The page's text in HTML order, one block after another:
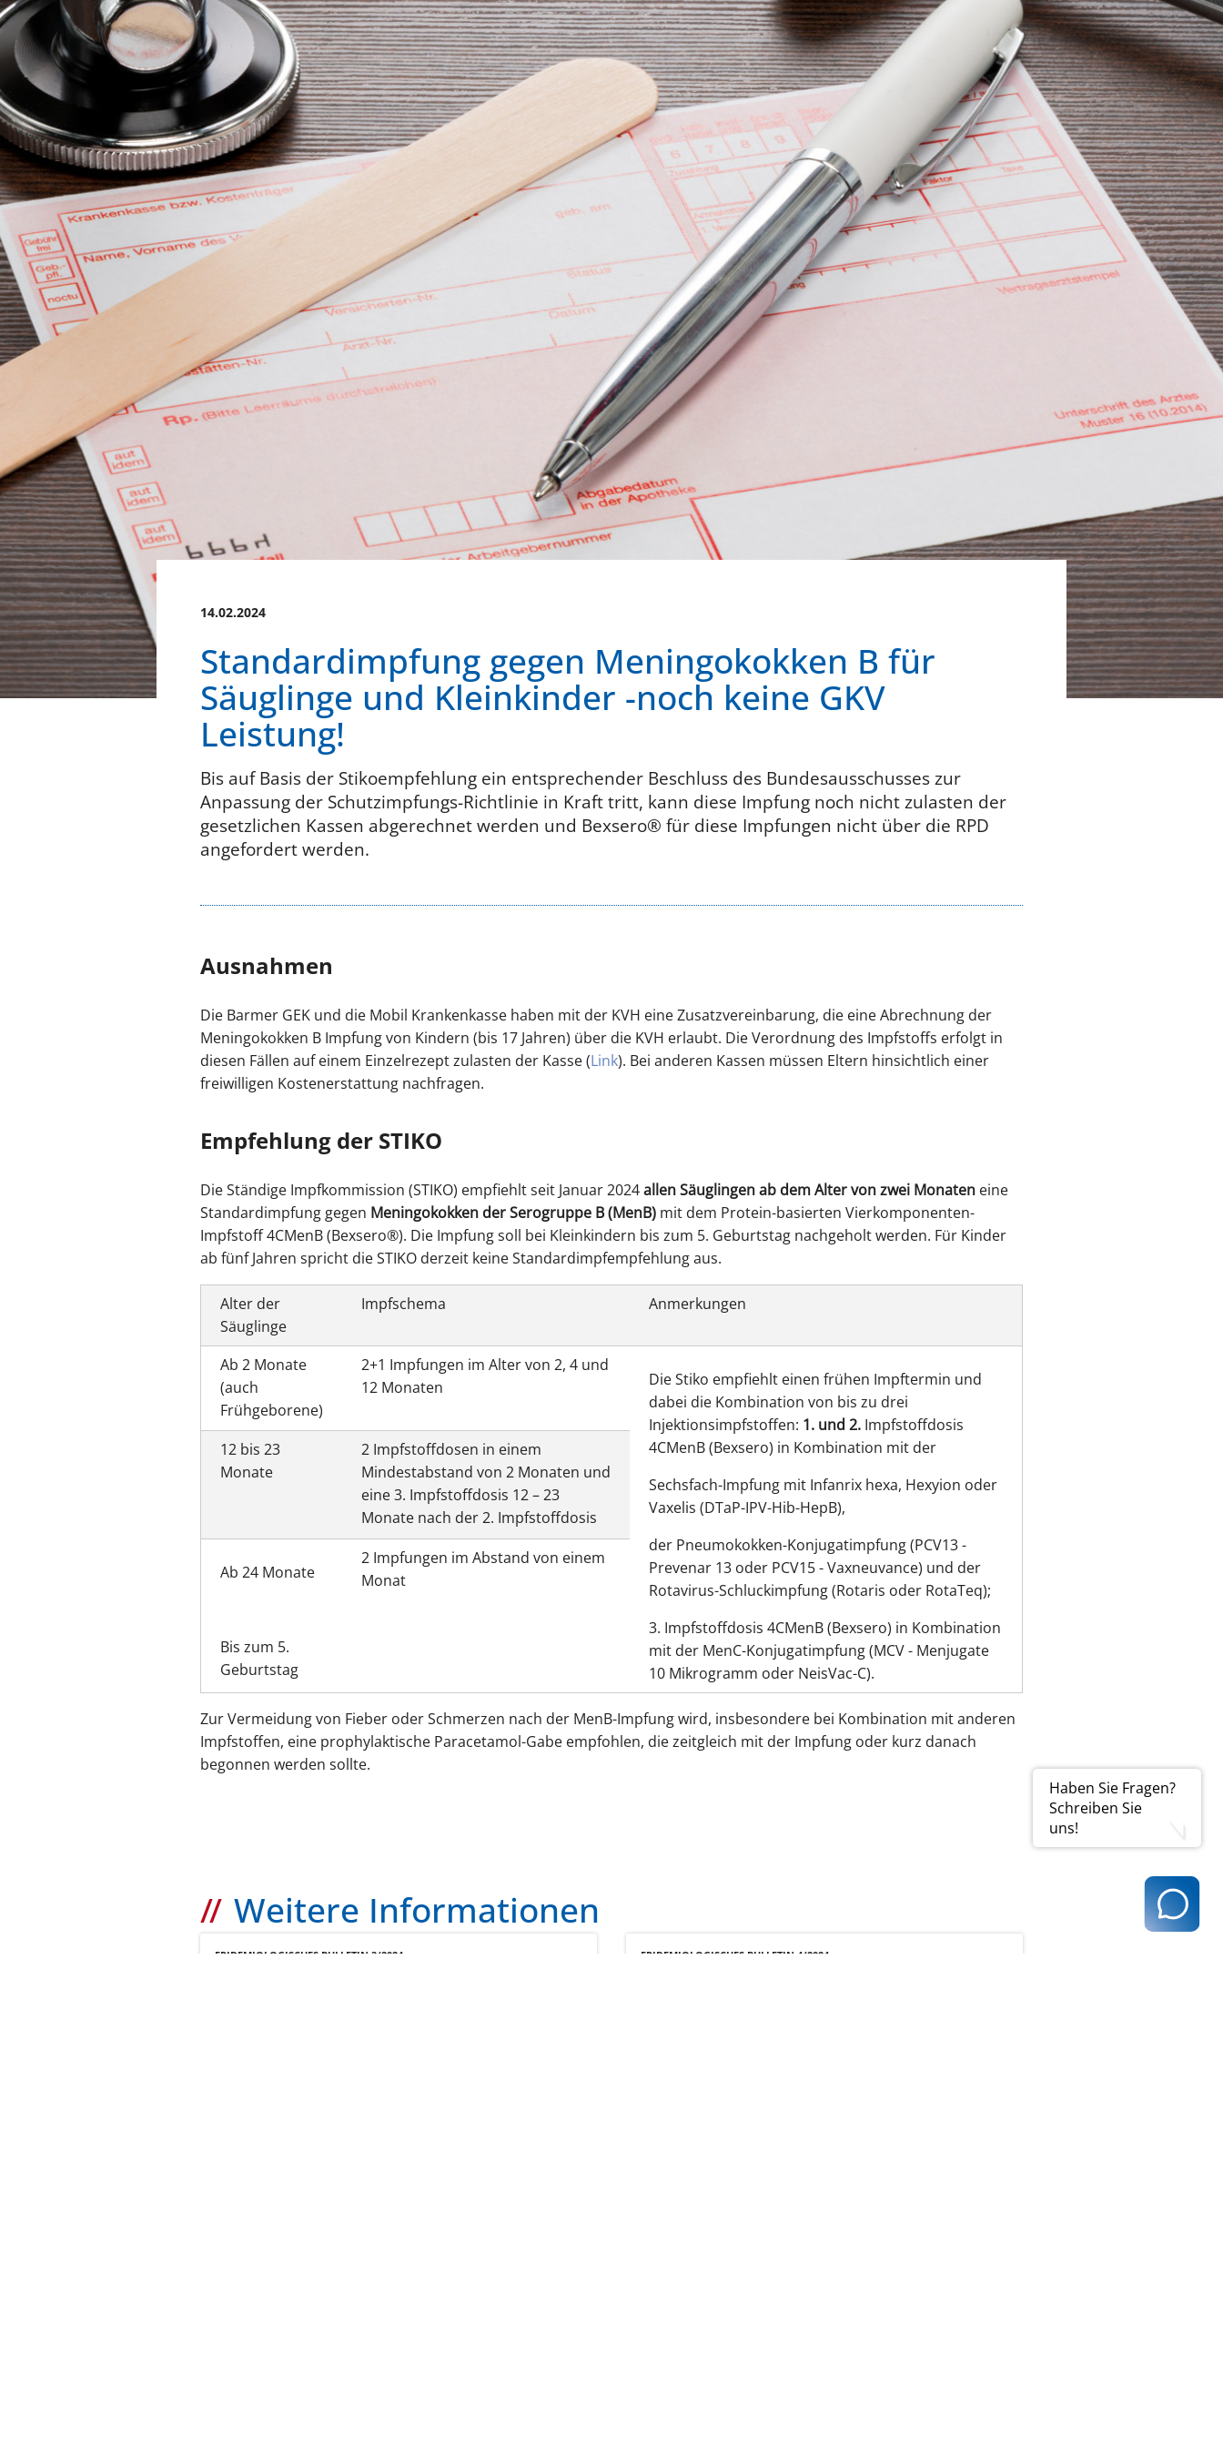
Haben Sie Fragen?
Schreiben Sie
uns!
14.02.2024
Standardimpfung gegen Meningokokken B für
Säuglinge und Kleinkinder -noch keine GKV
Leistung!
Bis auf Basis der Stikoempfehlung ein entsprechender Beschluss des Bundesausschusses zur
Anpassung der Schutzimpfungs-Richtlinie in Kraft tritt, kann diese Impfung noch nicht zulasten der
gesetzlichen Kassen abgerechnet werden und Bexsero® für diese Impfungen nicht über die RPD
angefordert werden.
Ausnahmen
Die Barmer GEK und die Mobil Krankenkasse haben mit der KVH eine Zusatzvereinbarung, die eine Abrechnung der
Meningokokken B Impfung von Kindern (bis 17 Jahren) über die KVH erlaubt. Die Verordnung des Impfstoffs erfolgt in
diesen Fällen auf einem Einzelrezept zulasten der Kasse (Link). Bei anderen Kassen müssen Eltern hinsichtlich einer
freiwilligen Kostenerstattung nachfragen.
Empfehlung der STIKO
Die Ständige Impfkommission (STIKO) empfiehlt seit Januar 2024allen Säuglingen ab dem Alter von zwei Monaten eine
Standardimpfung gegen Meningokokken der Serogruppe B (MenB) mit dem Protein-basierten Vierkomponenten-
Impfstoff 4CMenB (Bexsero®). Die Impfung soll bei Kleinkindern bis zum 5. Geburtstag nachgeholt werden. Für Kinder
ab fünf Jahren spricht die STIKO derzeit keine Standardimpfempfehlung aus.
Alter der
Säuglinge
Impfschema Anmerkungen
Ab 2 Monate
(auch
Frühgeborene)
2+1 Impfungen im Alter von 2, 4 und
12 Monaten
Die Stiko empfiehlt einen frühen Impftermin und
dabei die Kombination von bis zu drei
Injektionsimpfstoffen: 1. und 2.Impfstoffdosis
4CMenB (Bexsero) in Kombination mit der
Sechsfach-Impfung mit Infanrix hexa, Hexyion oder
Vaxelis (DTaP-IPV-Hib-HepB),
der Pneumokokken-Konjugatimpfung (PCV13 -
Prevenar 13 oder PCV15 - Vaxneuvance) und der
Rotavirus-Schluckimpfung (Rotaris oder RotaTeq);
3. Impfstoffdosis 4CMenB (Bexsero) in Kombination
mit der MenC-Konjugatimpfung (MCV - Menjugate
10 Mikrogramm oder NeisVac-C).
12 bis 23
Monate
2 Impfstoffdosen in einem
Mindestabstand von 2 Monaten und
eine 3. Impfstoffdosis 12 – 23
Monate nach der 2. Impfstoffdosis
Ab 24 Monate
Bis zum 5.
Geburtstag
2 Impfungen im Abstand von einem
Monat
Zur Vermeidung von Fieber oder Schmerzen nach der MenB-Impfung wird, insbesondere bei Kombination mit anderen
Impfstoffen, eine prophylaktische Paracetamol-Gabe empfohlen, die zeitgleich mit der Impfung oder kurz danach
begonnen werden sollte.
Weitere Informationen
EPIDEMIOLOGISCHES BULLETIN 3/2024 EPIDEMIOLOGISCHES BULLETIN 4/2024